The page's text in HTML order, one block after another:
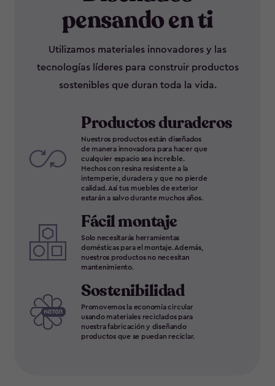
pensando en ti
Utilizamos materiales innovadores y las
tecnologías líderes para construir productos
sostenibles que duran toda la vida.
Productos duraderos
Nuestros productos están diseñados
de manera innovadora para hacer que
cualquier espacio sea increíble.
Hechos con resina resistente a la
intemperie, duradera y que no pierde
calidad. Así tus muebles de exterior
estarán a salvo durante muchos años.
Fácil montaje
Solo necesitarás herramientas
domésticas para el montaje. Además,
nuestros productos no necesitan
mantenimiento.
Sostenibilidad
Promovemos la economía circular
usando materiales reciclados para
nuestra fabricación y diseñando
productos que se puedan reciclar.